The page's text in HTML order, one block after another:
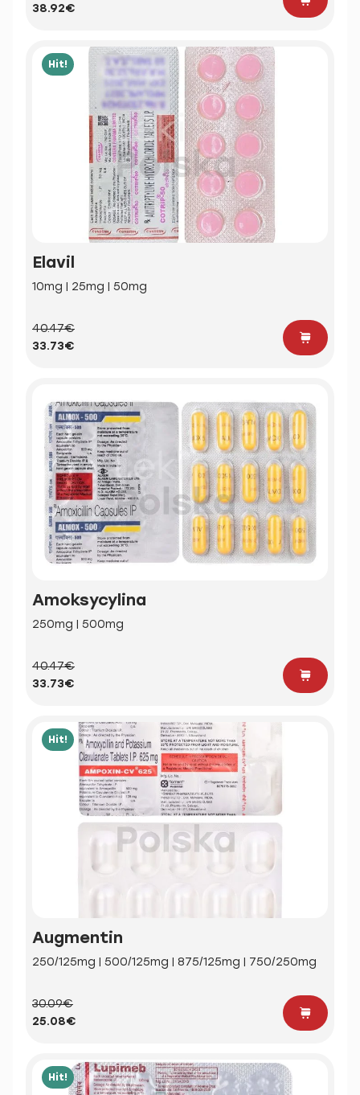
38.92€
Hit!
Elavil
10mg | 25mg | 50mg
40.47€
33.73€
Amoksycylina
250mg | 500mg
40.47€
33.73€
Hit!
Augmentin
250/125mg | 500/125mg | 875/125mg | 750/250mg
30.09€
25.08€
Hit!